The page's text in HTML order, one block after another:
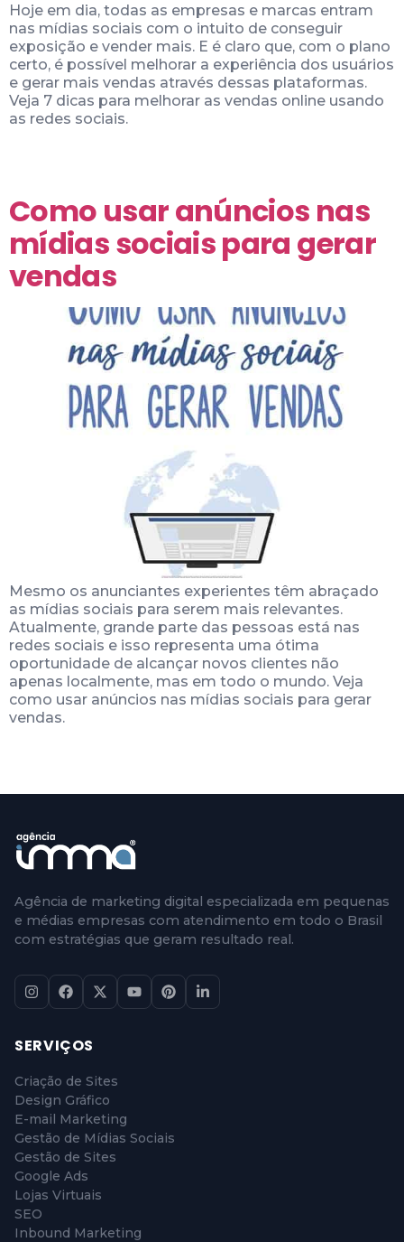
Hoje em dia, todas as empresas e marcas entram
nas mídias sociais com o intuito de conseguir
exposição e vender mais. E é claro que, com o plano
certo, é possível melhorar a experiência dos usuários
e gerar mais vendas através dessas plataformas.
Veja 7 dicas para melhorar as vendas online usando
as redes sociais.
Como usar anúncios nas
mídias sociais para gerar
vendas
Mesmo os anunciantes experientes têm abraçado
as mídias sociais para serem mais relevantes.
Atualmente, grande parte das pessoas está nas
redes sociais e isso representa uma ótima
oportunidade de alcançar novos clientes não
apenas localmente, mas em todo o mundo. Veja
como usar anúncios nas mídias sociais para gerar
vendas.
Agência de marketing digital especializada em pequenas
e médias empresas com atendimento em todo o Brasil
com estratégias que geram resultado real.
SERVIÇOS
Criação de Sites
Design Gráfico
E-mail Marketing
Gestão de Mídias Sociais
Gestão de Sites
Google Ads
Lojas Virtuais
SEO
Inbound Marketing